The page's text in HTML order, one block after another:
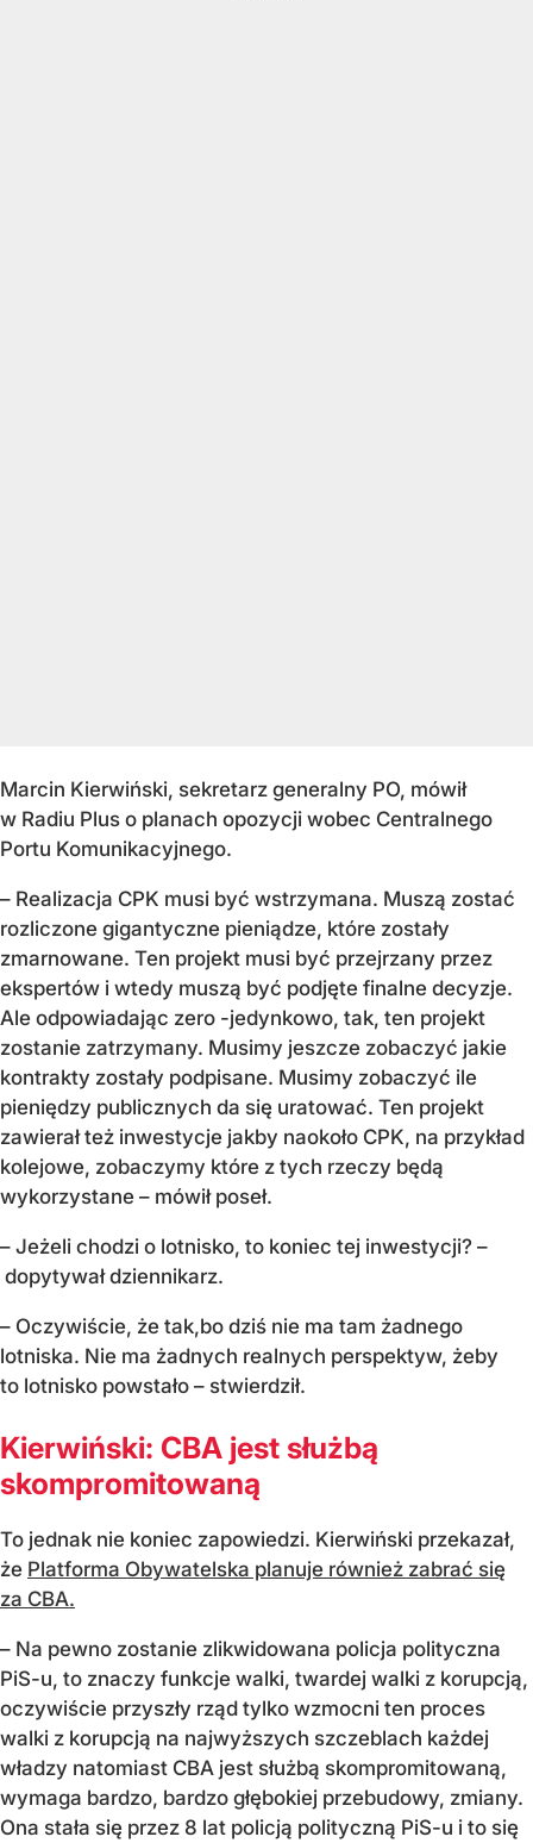
Marcin Kierwiński, sekretarz generalny PO, mówił
w Radiu Plus o planach opozycji wobec Centralnego
Portu Komunikacyjnego.
– Realizacja CPK musi być wstrzymana. Muszą zostać
rozliczone gigantyczne pieniądze, które zostały
zmarnowane. Ten projekt musi być przejrzany przez
ekspertów i wtedy muszą być podjęte finalne decyzje.
Ale odpowiadając zero -jedynkowo, tak, ten projekt
zostanie zatrzymany. Musimy jeszcze zobaczyć jakie
kontrakty zostały podpisane. Musimy zobaczyć ile
pieniędzy publicznych da się uratować. Ten projekt
zawierał też inwestycje jakby naokoło CPK, na przykład
kolejowe, zobaczymy które z tych rzeczy będą
wykorzystane – mówił poseł.
– Jeżeli chodzi o lotnisko, to koniec tej inwestycji? –
dopytywał dziennikarz.
– Oczywiście, że tak,bo dziś nie ma tam żadnego
lotniska. Nie ma żadnych realnych perspektyw, żeby
to lotnisko powstało – stwierdził.
Kierwiński: CBA jest służbą
skompromitowaną
To jednak nie koniec zapowiedzi. Kierwiński przekazał,
że Platforma Obywatelska planuje również zabrać się
za CBA.
– Na pewno zostanie zlikwidowana policja polityczna
PiS-u, to znaczy funkcje walki, twardej walki z korupcją,
oczywiście przyszły rząd tylko wzmocni ten proces
walki z korupcją na najwyższych szczeblach każdej
władzy natomiast CBA jest służbą skompromitowaną,
wymaga bardzo, bardzo głębokiej przebudowy, zmiany.
Ona stała się przez 8 lat policją polityczną PiS-u i to się